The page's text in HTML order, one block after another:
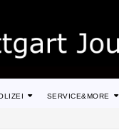
SERVICE&MORE